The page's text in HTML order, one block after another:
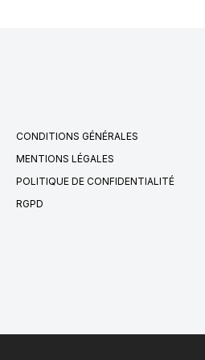
CONDITIONS GÉNÉRALES
MENTIONS LÉGALES
POLITIQUE DE CONFIDENTIALITÉ
RGPD